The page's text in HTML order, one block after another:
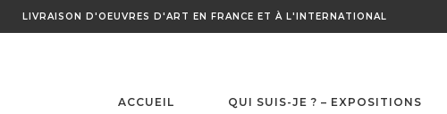
Skip
to
LIVRAISON D'OEUVRES D'ART EN FRANCE ET À L'INTERNATIONAL
ACCUEIL QUI SUIS-JE ? – EXPOSITIONS